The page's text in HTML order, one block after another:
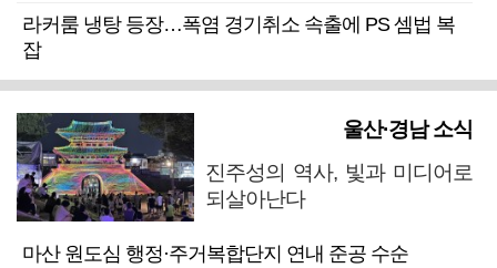
라커룸 냉탕 등장…폭염 경기취소 속출에 PS 셈법 복
잡
울산·경남 소식
진주성의 역사, 빛과 미디어로
되살아난다
마산 원도심 행정·주거복합단지 연내 준공 수순